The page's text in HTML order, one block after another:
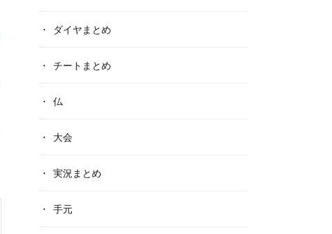
ダイヤまとめ
チートまとめ
仏
大会
実況まとめ
手元